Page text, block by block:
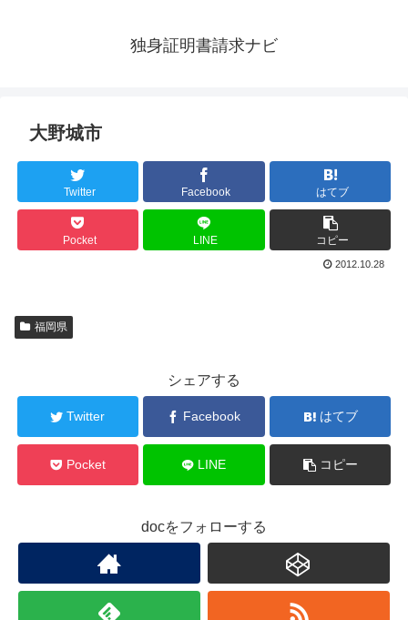
独身証明書請求ナビ
大野城市
Twitter Facebook はてブ
Pocket LINE コピー
2012.10.28
福岡県
シェアする
Twitter Facebook はてブ
Pocket LINE コピー
docをフォローする